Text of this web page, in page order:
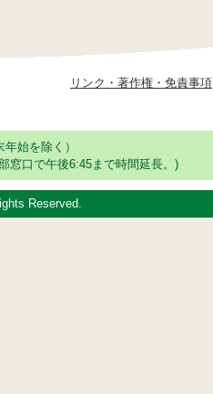
リンク・著作権・免責事項
始を除く）
窓口で午後6:45まで時間延長。)
Reserved.